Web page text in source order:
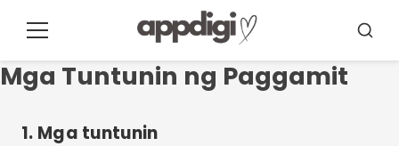
para
conteúdo
Menu
Mga Tuntunin ng Paggamit
1. Mga tuntunin